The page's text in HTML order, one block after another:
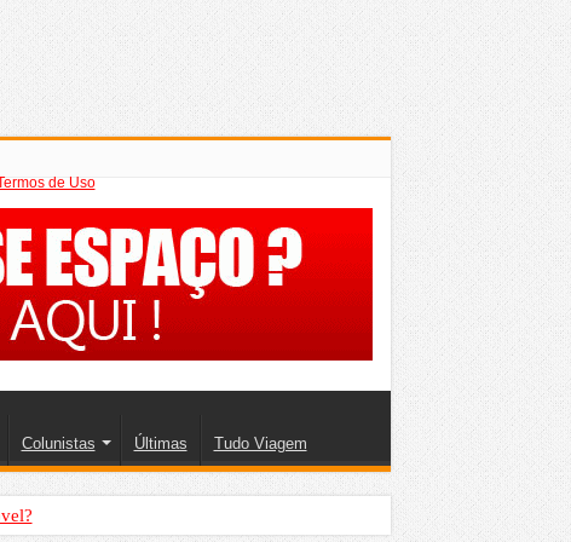
de Uso
Colunistas Últimas Tudo Viagem